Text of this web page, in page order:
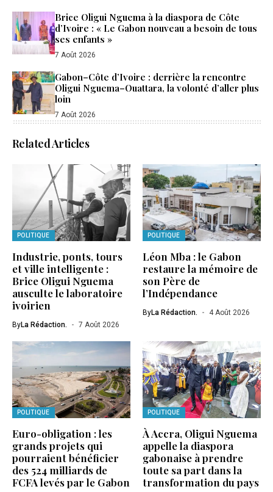
Brice Oligui Nguema à la diaspora de Côte
d’Ivoire : « Le Gabon nouveau a besoin de tous
ses enfants »
7 Août 2026
Gabon–Côte d’Ivoire : derrière la rencontre
Oligui Nguema–Ouattara, la volonté d’aller plus
loin
7 Août 2026
Related Articles
POLITIQUE
Industrie, ponts, tours
et ville intelligente :
Brice Oligui Nguema
ausculte le laboratoire
ivoirien
ByLa Rédaction. 7 Août 2026
POLITIQUE
Léon Mba : le Gabon
restaure la mémoire de
son Père de
l’Indépendance
ByLa Rédaction. 4 Août 2026
POLITIQUE
Euro-obligation : les
grands projets qui
pourraient bénéficier
des 524 milliards de
FCFA levés par le Gabon
POLITIQUE
À Accra, Oligui Nguema
appelle la diaspora
gabonaise à prendre
toute sa part dans la
transformation du pays